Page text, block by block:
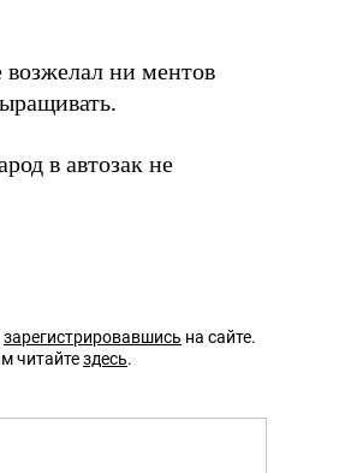
возжелал ни ментов
в автозак не
зарегистрировавшись на сайте.
читайтездесь.